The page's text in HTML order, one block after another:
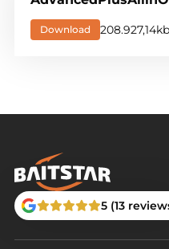
Download 208.927,14kb
5 (13